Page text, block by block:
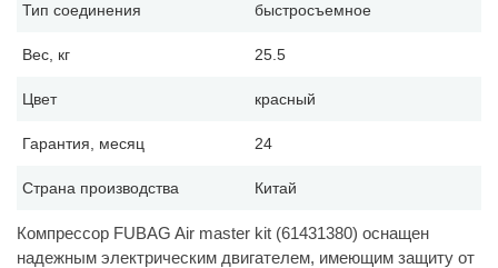
Тип соединения быстросъемное
Вес, кг 25.5
Цвет красный
Гарантия, месяц 24
Страна производства Китай
Компрессор FUBAG Air master kit (61431380) оснащен
надежным электрическим двигателем, имеющим защиту от